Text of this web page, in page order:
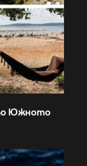
Южното